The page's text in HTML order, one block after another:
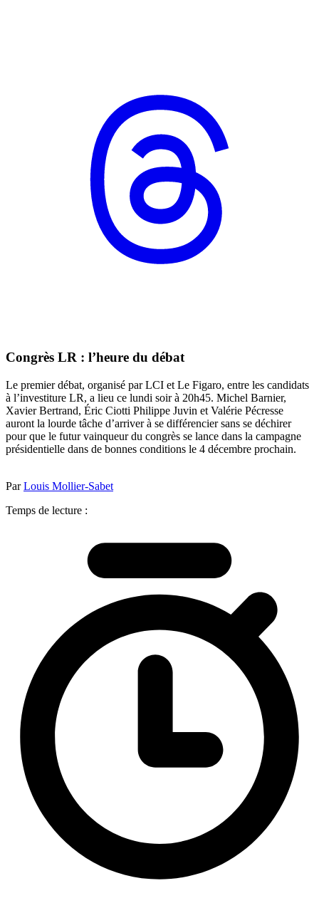
Congrès LR : l’heure du débat
Le premier débat, organisé par LCI et Le Figaro, entre les candidats
à l’investiture LR, a lieu ce lundi soir à 20h45. Michel Barnier,
Xavier Bertrand, Éric Ciotti Philippe Juvin et Valérie Pécresse
auront la lourde tâche d’arriver à se différencier sans se déchirer
pour que le futur vainqueur du congrès se lance dans la campagne
présidentielle dans de bonnes conditions le 4 décembre prochain.
ParLouis Mollier-Sabet
Temps de lecture :